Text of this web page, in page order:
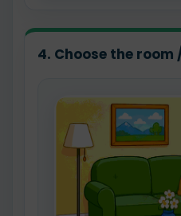
4. Choose the